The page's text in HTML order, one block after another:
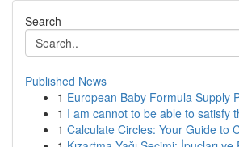
Search
Published News
1 European Baby Formula Supply
1 I am cannot to be able to satisfy
1 Calculate Circles: Your Guide to